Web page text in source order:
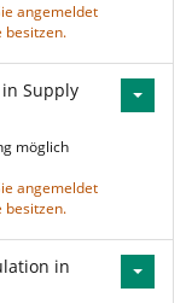
angemeldet
besitzen.
Supply
möglich
angemeldet
besitzen.
in